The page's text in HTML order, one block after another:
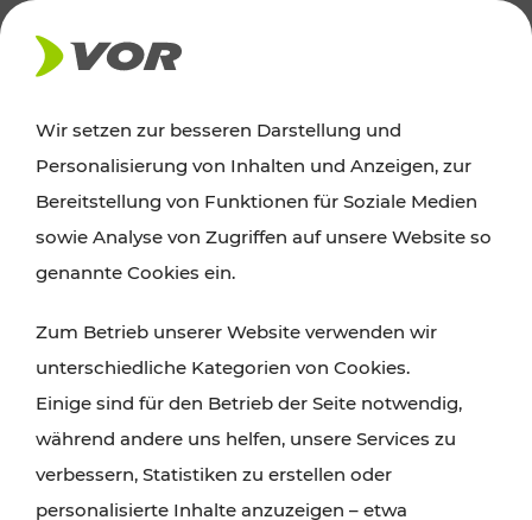
AKTUELLES
News
Alle wichtigen Meldungen zu Fahrplanänderungen,
finden Sie hier im Überblick.
Wir setzen zur besseren Darstellung und
Personalisierung von Inhalten und Anzeigen, zur
Bereitstellung von Funktionen für Soziale Medien
sowie Analyse von Zugriffen auf unsere Website so
genannte Cookies ein.
Zum Betrieb unserer Website verwenden wir
unterschiedliche Kategorien von Cookies.
Einige sind für den Betrieb der Seite notwendig,
während andere uns helfen, unsere Services zu
verbessern, Statistiken zu erstellen oder
personalisierte Inhalte anzuzeigen – etwa